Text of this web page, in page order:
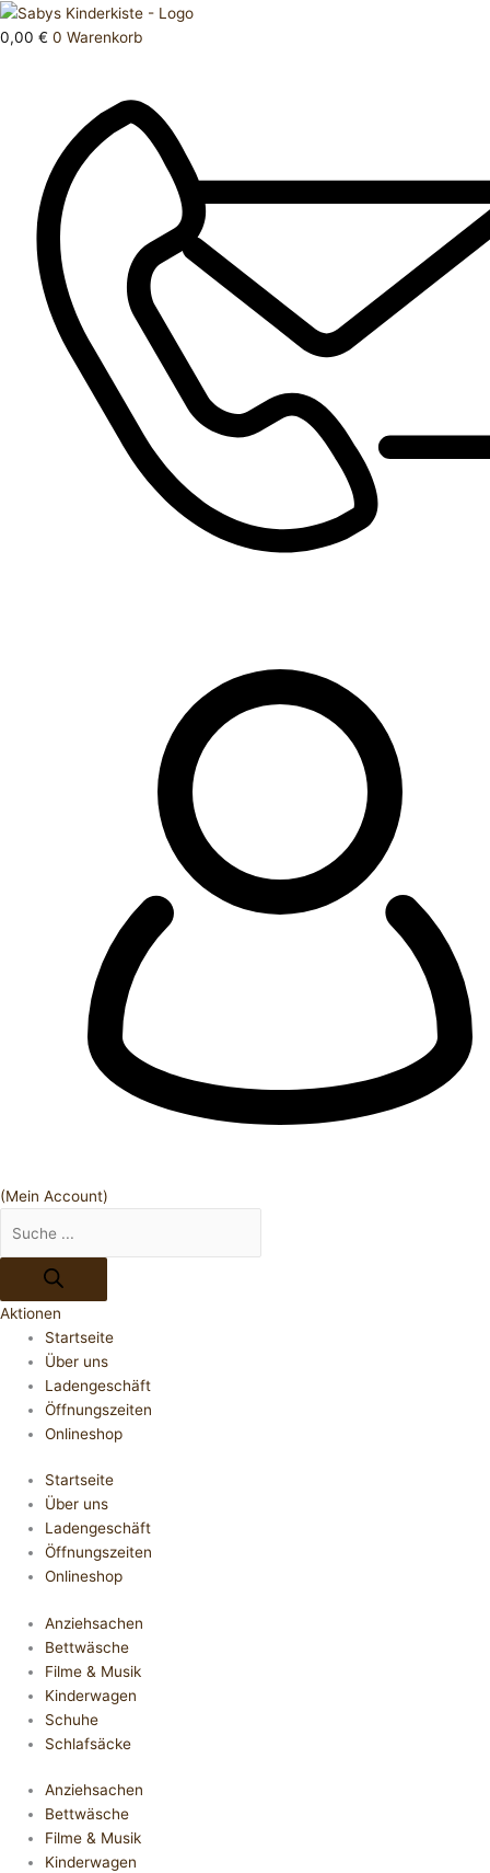
Zum
Inhalt
0,00 € 0 Warenkorb
(Mein Account)
Products
search
Aktionen
Startseite
Über uns
Ladengeschäft
Öffnungszeiten
Onlineshop
Startseite
Über uns
Ladengeschäft
Öffnungszeiten
Onlineshop
Anziehsachen
Bettwäsche
Filme & Musik
Kinderwagen
Schuhe
Schlafsäcke
Anziehsachen
Bettwäsche
Filme & Musik
Kinderwagen
Schlafanzug
68